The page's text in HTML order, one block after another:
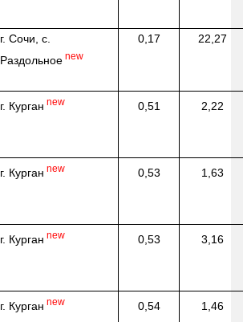
г. Сочи, с.
Раздольное new
0,17 22,27
г. Курган new 0,51 2,22
г. Курган new 0,53 1,63
г. Курган new 0,53 3,16
г. Курган new 0,54 1,46